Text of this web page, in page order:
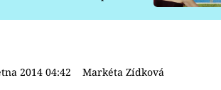
2014 04:42 Markéta Zídková